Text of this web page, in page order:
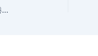
Peach樂桃航空今晚零晨12點(8月7日)，香港去大阪單程$863連稅，限時4日優惠。